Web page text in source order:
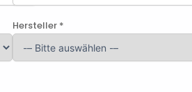
Hersteller *